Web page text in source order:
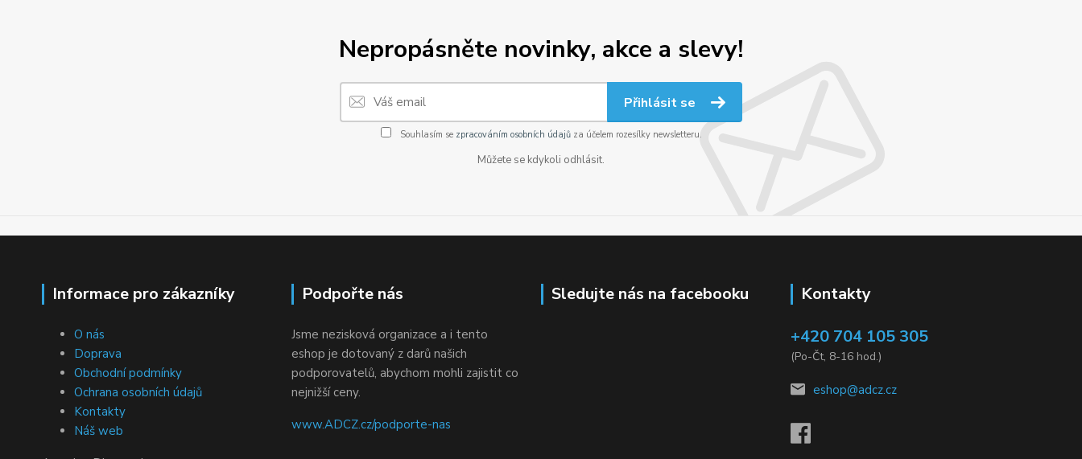
Nepropásněte novinky, akce a slevy!
Přihlásit se
Souhlasím se zpracováním osobních údajůza účelem rozesílky newsletteru.
Můžete se kdykoli odhlásit.
Informace pro zákazníky
O nás
Doprava
Obchodní podmínky
Ochrana osobních údajů
Kontakty
Náš web
Podpořte nás
Jsme nezisková organizace a i tento
eshop je dotovaný z darů našich
podporovatelů, abychom mohli zajistit co
nejnižší ceny.
www.ADCZ.cz/podporte-nas
Sledujte nás na facebooku
Kontakty
+420 704 105 305
(Po-Čt, 8-16 hod.)
eshop@adcz.cz